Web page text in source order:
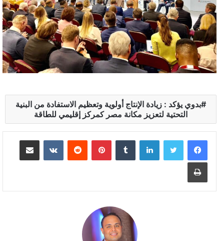
بدوي يؤكد : زيادة الإنتاج أولوية وتعظيم الاستفادة من البنية
التحتية لتعزيز مكانة مصر كمركز إقليمي للطاقة
لينكدإن بينتيريست مشاركة عبر البريد
طباعة